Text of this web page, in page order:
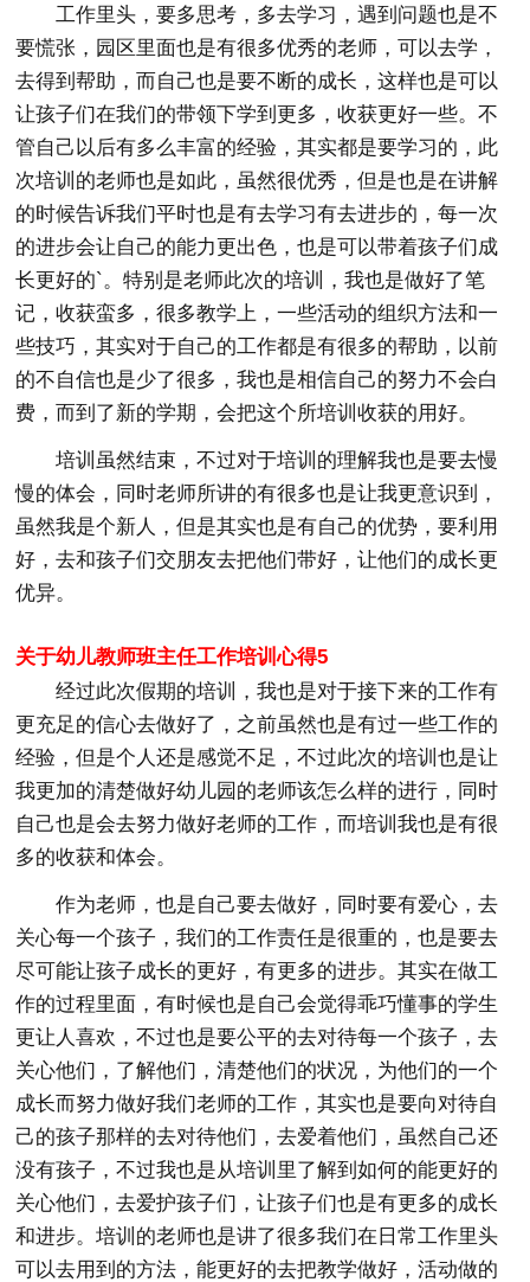
工作里头，要多思考，多去学习，遇到问题也是不
要慌张，园区里面也是有很多优秀的老师，可以去学，
去得到帮助，而自己也是要不断的成长，这样也是可以
让孩子们在我们的带领下学到更多，收获更好一些。不
管自己以后有多么丰富的经验，其实都是要学习的，此
次培训的老师也是如此，虽然很优秀，但是也是在讲解
的时候告诉我们平时也是有去学习有去进步的，每一次
的进步会让自己的能力更出色，也是可以带着孩子们成
长更好的`。特别是老师此次的培训，我也是做好了笔
记，收获蛮多，很多教学上，一些活动的组织方法和一
些技巧，其实对于自己的工作都是有很多的帮助，以前
的不自信也是少了很多，我也是相信自己的努力不会白
费，而到了新的学期，会把这个所培训收获的用好。
培训虽然结束，不过对于培训的理解我也是要去慢
慢的体会，同时老师所讲的有很多也是让我更意识到，
虽然我是个新人，但是其实也是有自己的优势，要利用
好，去和孩子们交朋友去把他们带好，让他们的成长更
优异。
关于幼儿教师班主任工作培训心得5
经过此次假期的培训，我也是对于接下来的工作有
更充足的信心去做好了，之前虽然也是有过一些工作的
经验，但是个人还是感觉不足，不过此次的培训也是让
我更加的清楚做好幼儿园的老师该怎么样的进行，同时
自己也是会去努力做好老师的工作，而培训我也是有很
多的收获和体会。
作为老师，也是自己要去做好，同时要有爱心，去
关心每一个孩子，我们的工作责任是很重的，也是要去
尽可能让孩子成长的更好，有更多的进步。其实在做工
作的过程里面，有时候也是自己会觉得乖巧懂事的学生
更让人喜欢，不过也是要公平的去对待每一个孩子，去
关心他们，了解他们，清楚他们的状况，为他们的一个
成长而努力做好我们老师的工作，其实也是要向对待自
己的孩子那样的去对待他们，去爱着他们，虽然自己还
没有孩子，不过我也是从培训里了解到如何的能更好的
关心他们，去爱护孩子们，让孩子们也是有更多的成长
和进步。培训的老师也是讲了很多我们在日常工作里头
可以去用到的方法，能更好的去把教学做好，活动做的